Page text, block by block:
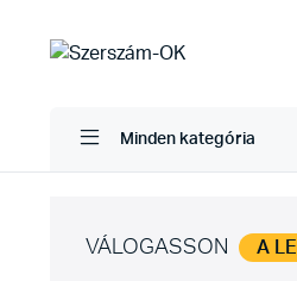
Minden kategória
VÁLOGASSON A